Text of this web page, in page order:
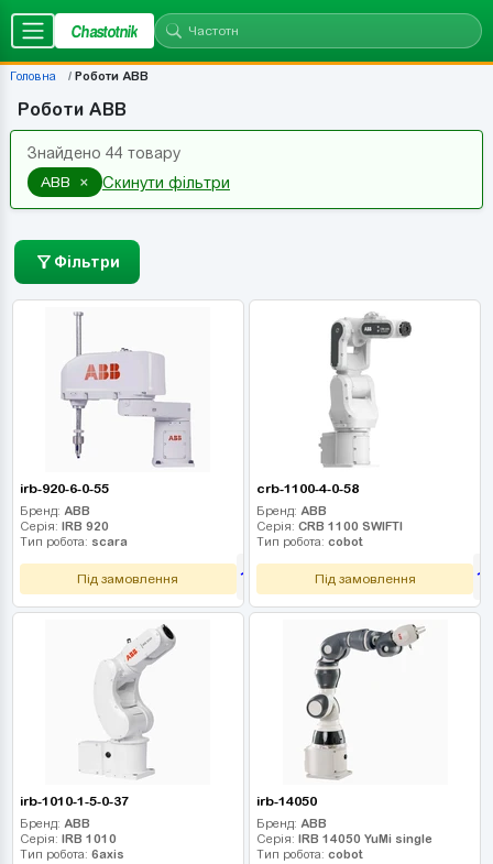
Chastotnik
Головна Роботи ABB
Роботи ABB
Знайдено 44 товару
ABB
× Скинути фільтри
Фільтри
irb-920-6-0-55
Бренд: ABB
Серія: IRB 920
Тип робота: scara
Під замовлення 1 350 000грн
crb-1100-4-0-58
Бренд: ABB
Серія: CRB 1100 SWIFTI
Тип робота: cobot
Під замовлення 1
irb-1010-1-5-0-37
Бренд: ABB
Серія: IRB 1010
Тип робота: 6axis
irb-14050
Бренд: ABB
Серія: IRB 14050 YuMi single
Тип робота: cobot